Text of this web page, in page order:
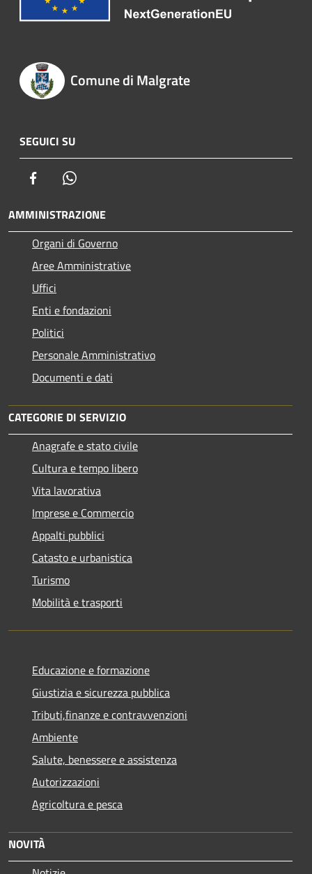
Comune di Malgrate
SEGUICI SU
Facebook
AMMINISTRAZIONE
Organi di Governo
Aree Amministrative
Uffici
Enti e fondazioni
Politici
Personale Amministrativo
Documenti e dati
CATEGORIE DI SERVIZIO
Anagrafe e stato civile
Cultura e tempo libero
Vita lavorativa
Imprese e Commercio
Appalti pubblici
Catasto e urbanistica
Turismo
Mobilità e trasporti
Educazione e formazione
Giustizia e sicurezza pubblica
Tributi,finanze e contravvenzioni
Ambiente
Salute, benessere e assistenza
Autorizzazioni
Agricoltura e pesca
NOVITÀ